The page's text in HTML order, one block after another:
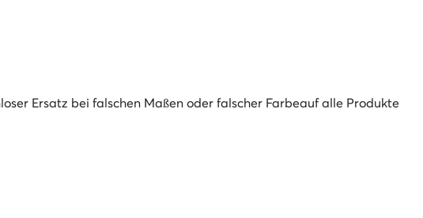
Ersatz bei falschen Maßen oder falscher Farbeauf alle Produkte